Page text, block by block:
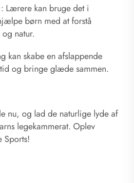
kan bruge det i
børn med at forstå
natur.
kan skabe en afslappende
og bringe glæde sammen.
nu, og lad de naturlige lyde af
legekammerat. Oplev
Sports!